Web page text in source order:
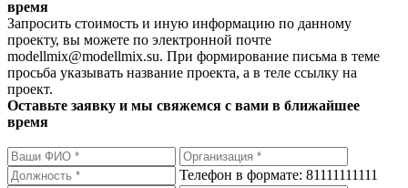
время
Запросить стоимость и иную информацию по данному
проекту, вы можете по электронной почте
modellmix@modellmix.su. При формирование письма в теме
просьба указывать название проекта, а в теле ссылку на
проект.
Оставьте заявку и мы свяжемся с вами в ближайшее
время
Телефон в формате: 81111111111